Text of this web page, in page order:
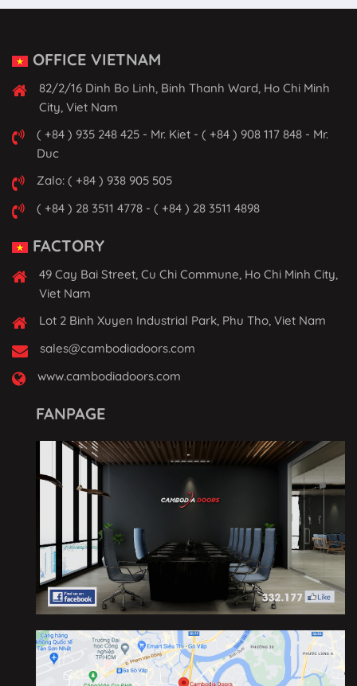
OFFICE VIETNAM
82/2/16 Dinh Bo Linh, Binh Thanh Ward, Ho Chi Minh
City, Viet Nam
( +84 ) 935 248 425 - Mr. Kiet - ( +84 ) 908 117 848 - Mr.
Duc
Zalo: ( +84 ) 938 905 505
( +84 ) 28 3511 4778 - ( +84 ) 28 3511 4898
FACTORY
49 Cay Bai Street, Cu Chi Commune, Ho Chi Minh City,
Viet Nam
Lot 2 Binh Xuyen Industrial Park, Phu Tho, Viet Nam
sales@cambodiadoors.com
www.cambodiadoors.com
FANPAGE